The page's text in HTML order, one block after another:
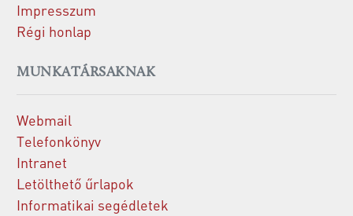
Impresszum
Régi honlap
MUNKATÁRSAKNAK
Webmail
Telefonkönyv
Intranet
Letölthető űrlapok
Informatikai segédletek